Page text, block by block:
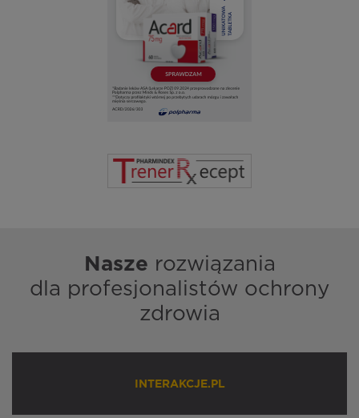
Nasze rozwiązania
dla profesjonalistów ochrony
zdrowia
INTERAKCJE.PL